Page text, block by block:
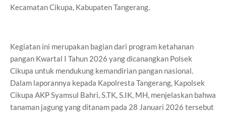
Kecamatan Cikupa, Kabupaten Tangerang.
Kegiatan ini merupakan bagian dari program ketahanan
pangan Kwartal I Tahun 2026 yang dicanangkan Polsek
Cikupa untuk mendukung kemandirian pangan nasional.
Dalam laporannya kepada Kapolresta Tangerang, Kapolsek
Cikupa AKP Syamsul Bahri, S.TK, S.IK, MH, menjelaskan bahwa
tanaman jagung yang ditanam pada 28 Januari 2026 tersebut